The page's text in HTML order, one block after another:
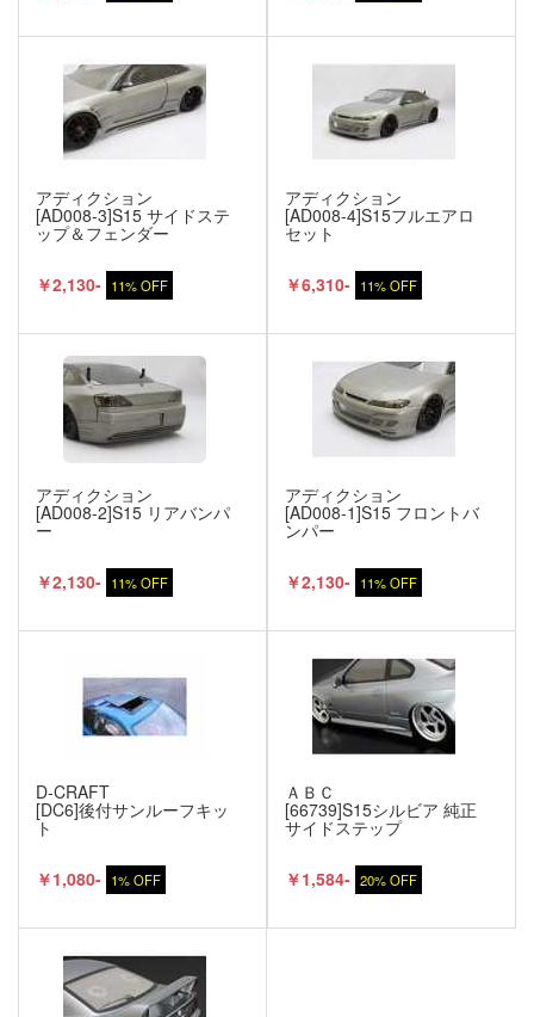
アディクション
[AD008-3]S15 サイドステ
ップ＆フェンダー
￥2,130- 11% OFF
アディクション
[AD008-4]S15フルエアロ
セット
￥6,310- 11% OFF
アディクション
[AD008-2]S15 リアバンパ
ー
￥2,130- 11% OFF
アディクション
[AD008-1]S15 フロントバ
ンパー
￥2,130- 11% OFF
D-CRAFT
[DC6]後付サンルーフキッ
ト
￥1,080- 1% OFF
ＡＢＣ
[66739]S15シルビア 純正
サイドステップ
￥1,584- 20% OFF